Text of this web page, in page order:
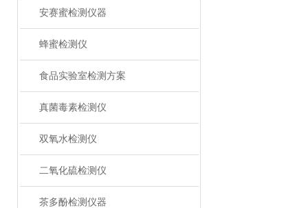
安赛蜜检测仪器
蜂蜜检测仪
食品实验室检测方案
真菌毒素检测仪
双氧水检测仪
二氧化硫检测仪
茶多酚检测仪器